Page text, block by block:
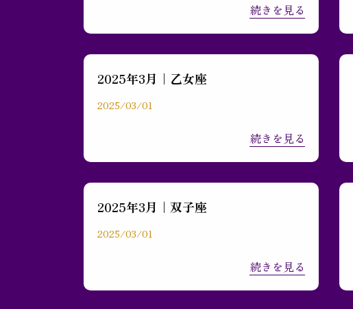
続きを見る
2025年3月｜乙女座
2025/03/01
続きを見る
2025年3月｜双子座
2025/03/01
続きを見る